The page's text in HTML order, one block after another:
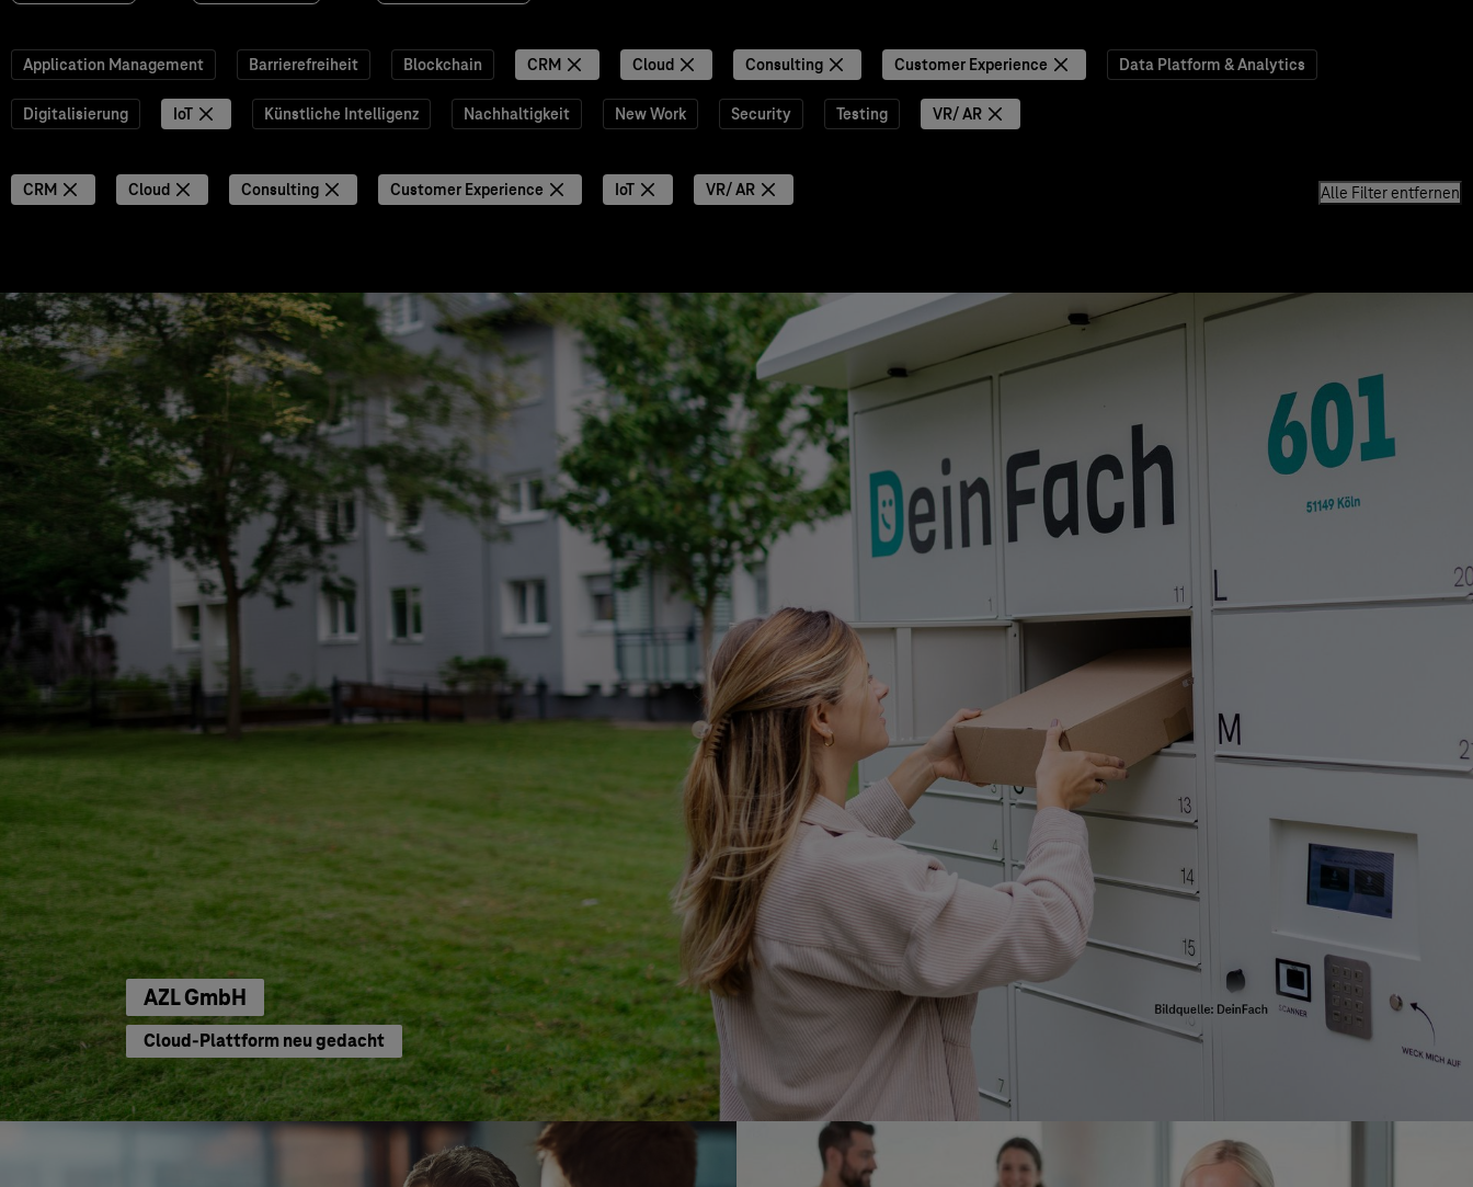
Application Management Barrierefreiheit Blockchain CRM Cloud Consulting Customer Experience Data Platform & Analytics
Digitalisierung IoT Künstliche Intelligenz Nachhaltigkeit New Work Security Testing VR/ AR
CRM Cloud Consulting Customer Experience IoT VR/ AR Alle Filter entfernen
AZL GmbH
Cloud-Plattform neu gedacht